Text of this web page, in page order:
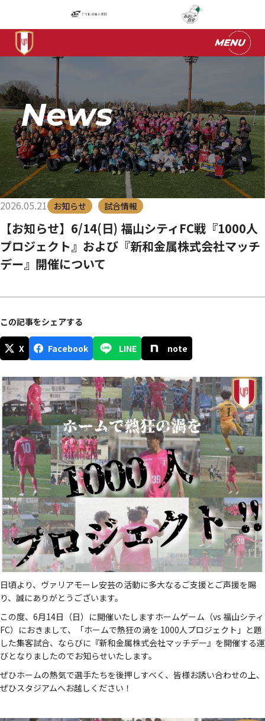
News
2026.05.21 お知らせ 試合情報
【お知らせ】6/14(日) 福山シティFC戦『1000人
プロジェクト』および『新和金属株式会社マッチ
デー』開催について
この記事をシェアする
X Facebook LINE note
日頃より、ヴァリアモーレ安芸の活動に多大なるご支援とご声援を賜
り、誠にありがとうございます。
この度、6月14日（日）に開催いたしますホームゲーム（vs 福山シティ
FC）におきまして、「ホームで熱狂の渦を 1000人プロジェクト」と題
した集客試合、ならびに『新和金属株式会社マッチデー』を開催する運
びとなりましたのでお知らせいたします。
ぜひホームの熱気で選手たちを後押しすべく、皆様お誘い合わせの上、
ぜひスタジアムへお越しください！